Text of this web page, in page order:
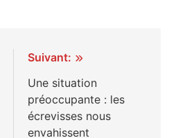
Suivant:
Une situation
préoccupante : les
écrevisses nous
envahissent